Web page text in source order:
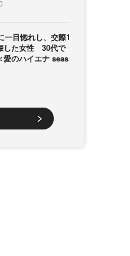
一目惚れし、交際1
した女性 30代で
愛のハイエナ seas